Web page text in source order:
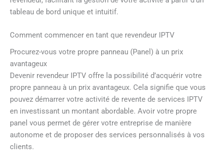
tableau de bord unique et intuitif.
Comment commencer en tant que revendeur IPTV
Procurez-vous votre propre panneau (Panel) à un prix
avantageux
Devenir revendeur IPTV offre la possibilité d’acquérir votre
propre panneau à un prix avantageux. Cela signifie que vous
pouvez démarrer votre activité de revente de services IPTV
en investissant un montant abordable. Avoir votre propre
panel vous permet de gérer votre entreprise de manière
autonome et de proposer des services personnalisés à vos
clients.